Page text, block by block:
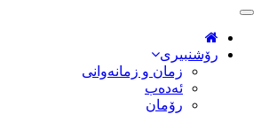
Toggle
Navigation
رۆشنبیری
زمان و زمانه‌وانی
ئەدەب
رۆمان